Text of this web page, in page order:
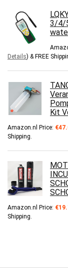
3/4/
Details) & FREE
Kit
Amazon.nl Price: €
Shipping.
Amazon.nl Price: €
Shipping.